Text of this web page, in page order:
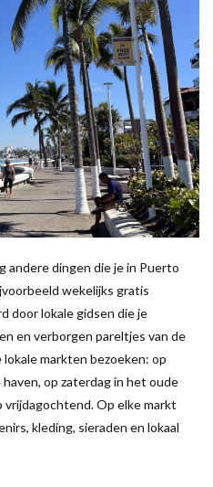
andere dingen die je in Puerto
wekelijks gratis
door lokale gidsen die je
en verborgen pareltjes van de
markten bezoeken: op
op zaterdag in het oude
Op elke markt
kleding, sieraden en lokaal